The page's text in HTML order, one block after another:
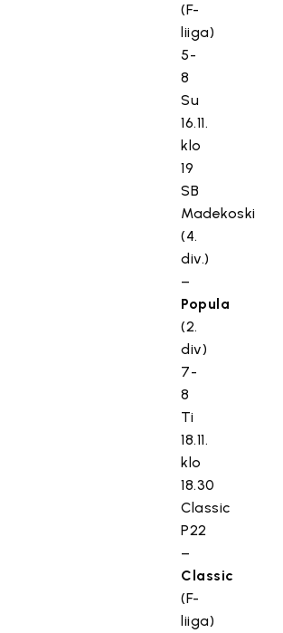
(F-
liiga)
5-
8
Su
16.11.
klo
19
SB
Madekoski
(4.
div.)
–
Popula
(2.
div)
7-
8
Ti
18.11.
klo
18.30
Classic
P22
–
Classic
(F-
liiga)